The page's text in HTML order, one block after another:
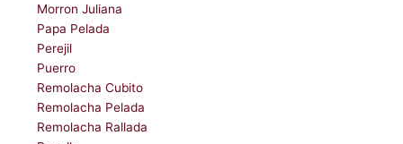
Morron Juliana
Papa Pelada
Perejil
Puerro
Remolacha Cubito
Remolacha Pelada
Remolacha Rallada